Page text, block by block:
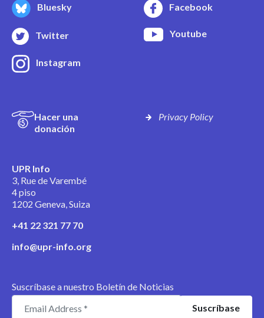
Bluesky Facebook
Twitter Youtube
Instagram
Hacer una
donación
Privacy Policy
UPR Info
3, Rue de Varembé
4 piso
1202 Geneva, Suiza
+41 22 321 77 70
info@upr-info.org
Suscríbase a nuestro Boletín de Noticias